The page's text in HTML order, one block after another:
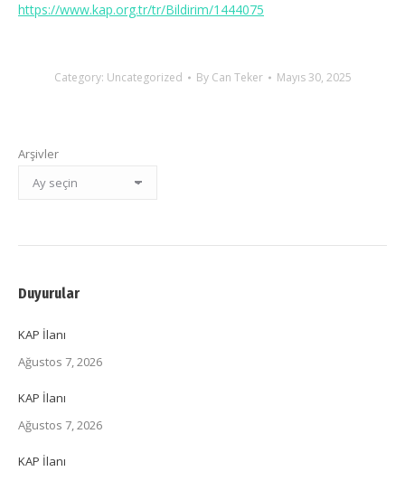
https://www.kap.org.tr/tr/Bildirim/1444075
Category: Uncategorized By Can Teker Mayıs 30, 2025
Arşivler
Duyurular
KAP İlanı
Ağustos 7, 2026
KAP İlanı
Ağustos 7, 2026
KAP İlanı